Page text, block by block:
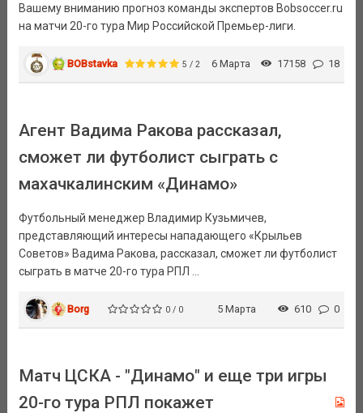
Вашему вниманию прогноз команды экспертов Bobsoccer.ru
на матчи 20-го тура Мир Российской Премьер-лиги.
BOBstavka 5 / 2 6 Марта 17158 18
Агент Вадима Ракова рассказал,
сможет ли футболист сыграть с
махачкалинским «Динамо»
Футбольный менеджер Владимир Кузьмичев,
представляющий интересы нападающего «Крыльев
Советов» Вадима Ракова, рассказал, сможет ли футболист
сыграть в матче 20-го тура РПЛ ...
Borg 0 / 0 5 Марта 610 0
Матч ЦСКА - "Динамо" и еще три игры
20-го тура РПЛ покажет